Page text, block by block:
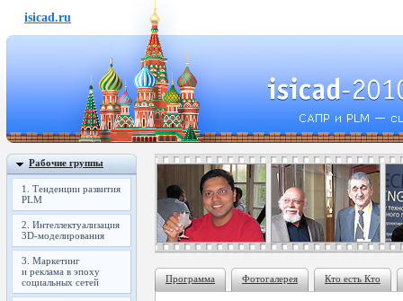
isicad.ru
Рабочие группы
1. Тенденции развития
PLM
2. Интеллектуализация
3D-моделирования
3. Маркетинг
и реклама в эпоху
социальных сетей
Программа Фотогалерея Кто есть Кто